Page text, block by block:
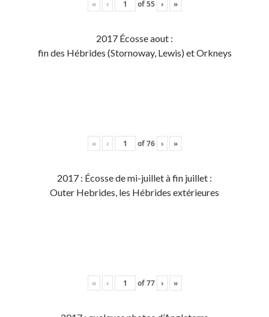
« ‹ of55 › »
2017 Écosse aout :
fin des Hébrides (Stornoway, Lewis) et Orkneys
« ‹ of76 › »
2017 : Écosse de mi-juillet à fin juillet :
Outer Hebrides, les Hébrides extérieures
« ‹ of77 › »